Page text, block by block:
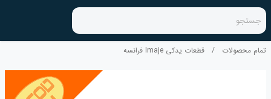
جستجو
تمام محصولات / قطعات یدکی Imaje فرانسه